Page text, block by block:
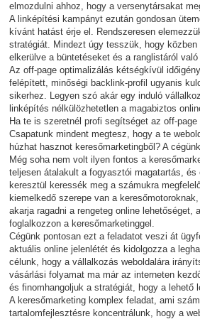
elmozdulni ahhoz, hogy a versenytársakat
A linképítési kampányt ezután gondosan
kívánt hatást érje el. Rendszeresen
stratégiát. Mindezt úgy tesszük, hogy
elkerülve a büntetéseket és a ranglistáról
Az off-page optimalizálás kétségkívül
felépített, minőségi backlink-profil ugyanis
sikerhez. Legyen szó akár egy induló
linképítés nélkülözhetetlen a magabiztos
Ha te is szeretnél profi segítséget az off-
Csapatunk mindent megtesz, hogy a te
húzhat hasznot keresőmarketingből? A
Még soha nem volt ilyen fontos a
teljesen átalakult a fogyasztói magatartás,
keresztül keressék meg a számukra
kiemelkedő szerepe van a
akarja ragadni a rengeteg online
foglalkozzon a keresőmarketinggel.
Cégünk pontosan ezt a feladatot veszi át
aktuális online jelenlétét és kidolgozza a
célunk, hogy a vállalkozás weboldalára
vásárlási folyamat ma már az interneten
és finomhangoljuk a stratégiát, hogy a lehető
A keresőmarketing komplex feladat, ami
tartalomfejlesztésre koncentrálunk, hogy a